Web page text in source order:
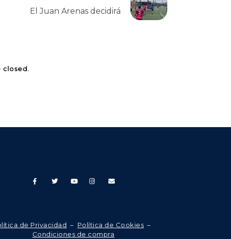
El Juan Arenas decidirá
closed.
de Privacidad – Política de Cookies –
Condiciones de compra